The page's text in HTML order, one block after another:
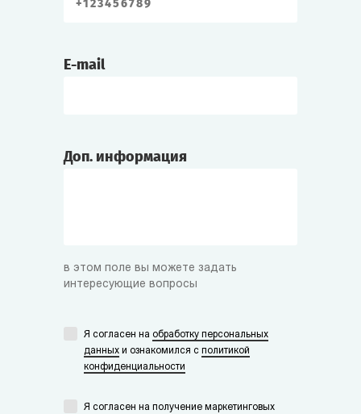
E-mail
Доп. информация
в этом поле вы можете задать
интересующие вопросы
Я согласен на обработку персональных
данных и ознакомился с политикой
конфиденциальности
Я согласен на получение маркетинговых